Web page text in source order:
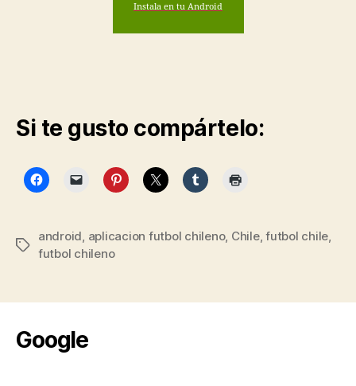
Instala en tu Android
Si te gusto compártelo:
Etiquetas
android aplicacion futbol chileno, Chile,futbol chile
futbol chileno
Google